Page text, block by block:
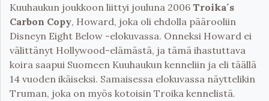
Kuuhaukun joukkoon liittyi jouluna 2006 Troika´s
Carbon Copy, Howard, joka oli ehdolla päärooliin
Disneyn Eight Below -elokuvassa. Onneksi Howard ei
välittänyt Hollywood-elämästä, ja tämä ihastuttava
koira saapui Suomeen Kuuhaukun kenneliin ja eli täällä
14 vuoden ikäiseksi. Samaisessa elokuvassa näyttelikin
Truman, joka on myös kotoisin Troika kennelistä.